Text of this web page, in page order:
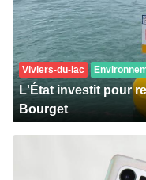
Viviers-du-lac
L'État investit pour
Bourget